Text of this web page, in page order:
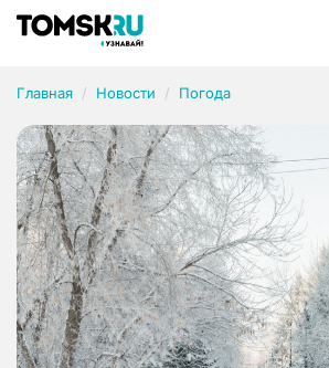
Главная Новости Погода